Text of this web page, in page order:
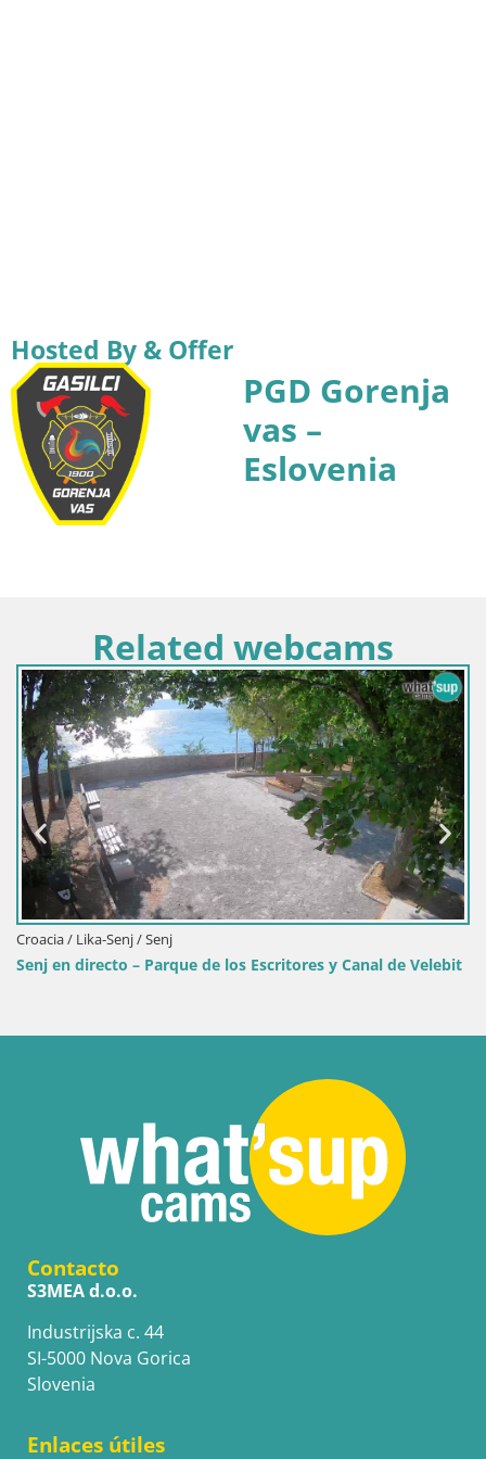
Hosted By & Offer
PGD Gorenja
vas –
Eslovenia
Related webcams
Croacia / Lika-Senj / Senj
Senj en directo – Parque de los Escritores y Canal de Velebit
Contacto
S3MEA d.o.o.
Industrijska c. 44
SI-5000 Nova Gorica
Slovenia
Enlaces útiles